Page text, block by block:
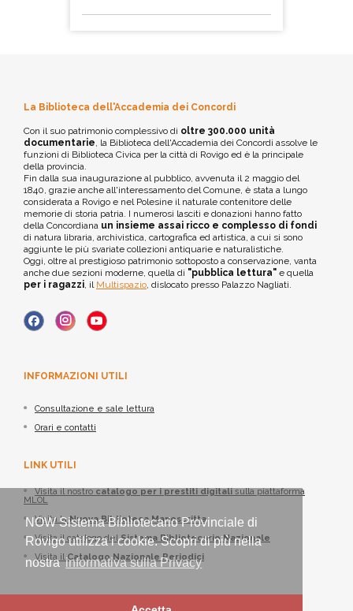
NOW Sistema Bibliotecario Provinciale di
Rovigo utilizza i cookie. Scopri di più nella
nostrainformativa sulla Privacy
La Biblioteca dell'Accademia dei Concordi
Con il suo patrimonio complessivo di oltre 300.000 unità
documentarie, la Biblioteca dell'Accademia dei Concordi assolve le
funzioni di Biblioteca Civica per la città di Rovigo ed è la principale
della provincia.
Fin dalla sua inaugurazione al pubblico, avvenuta il 2 maggio del
1840, grazie anche all'interessamento del Comune, è stata a lungo
considerata a Rovigo e nel Polesine il naturale contenitore delle
memorie di storia patria. I numerosi lasciti e donazioni hanno fatto
della Concordiana un insieme assai ricco e complesso di fondi
di natura libraria, archivistica, cartografica ed artistica, a cui si sono
aggiunte le più svariate collezioni antiquarie e naturalistiche.
Oggi, oltre al prestigioso patrimonio sottoposto a conservazione, vanta
anche due sezioni moderne, quella di "pubblica lettura" e quella
per i ragazzi, il Multispazio, dislocato presso Palazzo Nagliati.
INFORMAZIONI UTILI
Consultazione e sale lettura
Orari e contatti
LINK UTILI
Visita il nostro catalogo per i prestiti digitali sulla piattaforma
MLOL
Visita laNuova Biblioteca Manoscritta
Visita il catalogo delSistema Bibliotecario Nazionale
Visita ilCatalogo Nazionale Periodici